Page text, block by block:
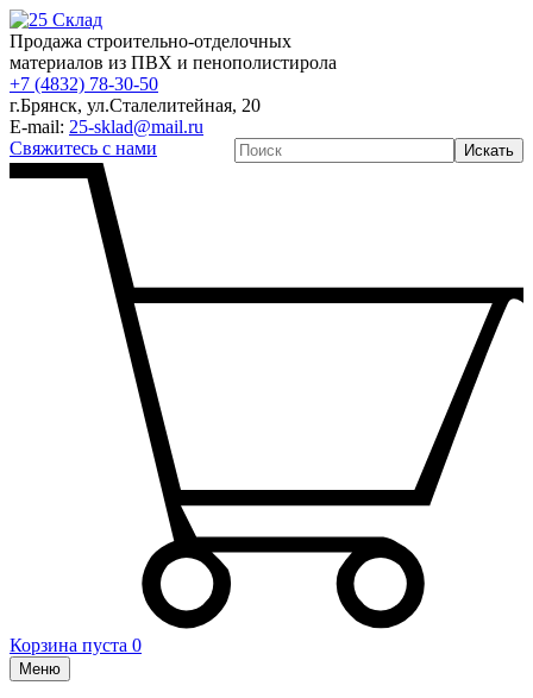
Продажа строительно-отделочных
материалов из ПВХ и пенополистирола
+7 (4832) 78-30-50
г.Брянск, ул.Сталелитейная, 20
E-mail: 25-sklad@mail.ru
Свяжитесь с нами
Искать
Корзина пуста 0
Меню